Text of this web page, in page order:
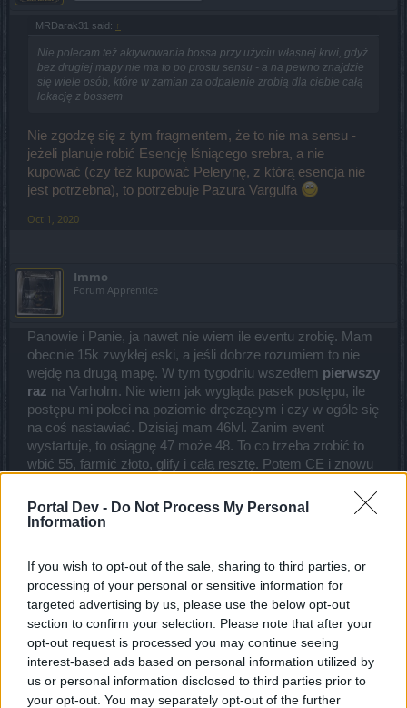
Portal Dev - Do Not Process My Personal
Information
If you wish to opt-out of the sale, sharing to third parties, or
processing of your personal or sensitive information for
targeted advertising by us, please use the below opt-out
section to confirm your selection. Please note that after your
opt-out request is processed you may continue seeing
interest-based ads based on personal information utilized by
us or personal information disclosed to third parties prior to
your opt-out. You may separately opt-out of the further
MRDarak31 said: ↑
Nie polecam też aktywowania bossa przy użyciu własnej krwi, gdyż
bez drugiej mapy nie ma to po prostu sensu - a na pewno znajdzie
się wiele osób, które w zamian za odpalenie zrobią dla ciebie całą
lokację z bossem
Nie zgodzę się z tym fragmentem, że to nie ma sensu -
jeżeli planuje robić Esencję lśniącego srebra, a nie
kupować (czy też kupować Pelerynę, z którą esencja nie
jest potrzebna), to potrzebuje Pazura Vargulfa
Oct 1, 2020
Immo
Forum Apprentice
Panowie i Panie, ja nawet nie wiem ile eventu zrobię. Mam
obecnie 15k zwykłej eski, a jeśli dobrze rozumiem to nie
wejdę na drugą mapę. W tym tygodniu wszedłem pierwszy
raz na Varholm. Nie wiem jak wygląda pasek postępu, ile
postępu mi poleci na poziomie dręczącym i czy w ogóle się
na coś nastawiać. Dzisiaj mam 46lvl. Zanim event
wystartuje, to osiągnę 47 może 48. To co trzeba zrobić to
wbić 55, farmić złoto, glify i całą resztę. Potem CE i znowu
Mam jeszcze jedno pytanie. Czy na mapie nadal są
poukrywane "świnki" ? Jeśli tak, to byłbym
Oct 2, 2020
TL_Tyche
Team Leader
Team Drakensang Online
Immo said:↑